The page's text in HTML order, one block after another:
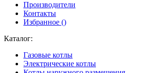
Производители
Контакты
Избранное ()
Каталог:
Газовые котлы
Электрические котлы